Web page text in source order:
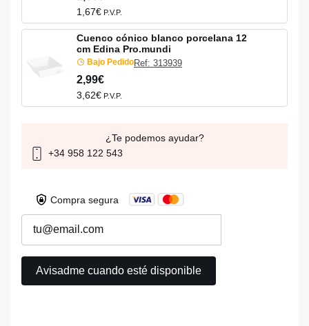
1,67€ P.V.P.
Cuenco cónico blanco porcelana 12
cm Edina Pro.mundi
Bajo PedidoRef: 313939
2,99€
3,62€ P.V.P.
¿Te podemos ayudar?
+34 958 122 543
Compra segura